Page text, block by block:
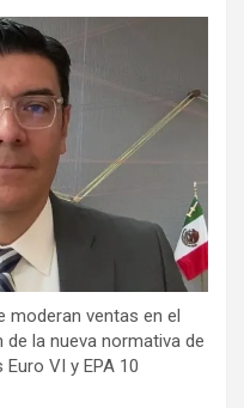
moderan ventas en el
la nueva normativa de
VI y EPA 10